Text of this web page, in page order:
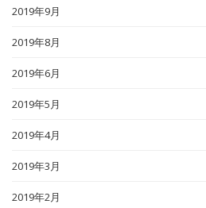
2019年9月
2019年8月
2019年6月
2019年5月
2019年4月
2019年3月
2019年2月